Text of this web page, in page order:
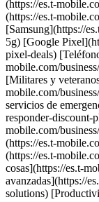
(https://es.t-
(https://es.t-
[Samsung](https://
5g) [Google
pixel-deals)
mobile.com/
[Militares y
mobile.com/
servicios de
responder-discount-
mobile.com/
(https://es.t-
(https://es.t-
cosas](https://es.t-
avanzadas](https://
solutions)